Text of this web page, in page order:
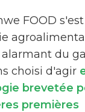
FOOD
du
choisi d'agir
brevetée
premières